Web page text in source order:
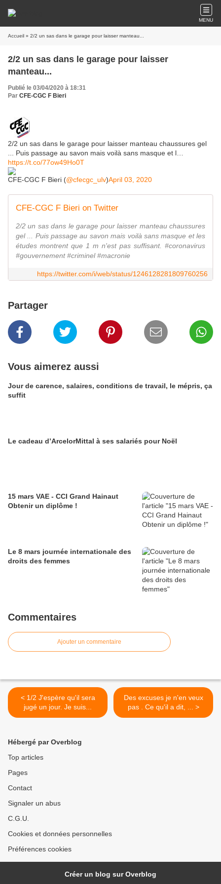
MENU
Accueil » 2/2 un sas dans le garage pour laisser manteau...
2/2 un sas dans le garage pour laisser
manteau...
Publié le 03/04/2020 à 18:31
Par CFE-CGC F Bieri
2/2 un sas dans le garage pour laisser manteau chaussures gel
... Puis passage au savon mais voilà sans masque et l…
https://t.co/77ow49Ho0T
CFE-CGC F Bieri (@cfecgc_ulv)April 03, 2020
CFE-CGC F Bieri on Twitter
2/2 un sas dans le garage pour laisser manteau chaussures
gel ... Puis passage au savon mais voilà sans masque et les
études montrent que 1 m n'est pas suffisant. #coronavirus
#gouvernement #criminel #macronie
https://twitter.com/i/web/status/1246128281809760256
Partager
Vous aimerez aussi
Jour de carence, salaires, conditions de travail, le mépris, ça
suffit
Le cadeau d’ArcelorMittal à ses salariés pour Noël
15 mars VAE - CCI Grand Hainaut
Obtenir un diplôme !
Le 8 mars journée internationale des
droits des femmes
Commentaires
Ajouter un commentaire
< 1/2 J'espère qu'il sera
jugé un jour. Je suis...
Des excuses je n'en veux
pas . Ce qu'il a dit, ... >
Hébergé par Overblog
Top articles
Pages
Contact
Signaler un abus
C.G.U.
Cookies et données personnelles
Préférences cookies
Créer un blog sur Overblog